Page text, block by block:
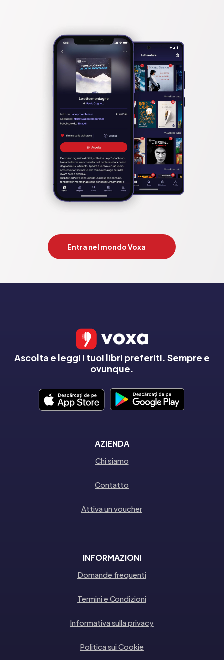
Entra nel mondo Voxa
Ascolta e leggi i tuoi libri preferiti. Sempre e
ovunque.
AZIENDA
Chi siamo
Contatto
Attiva un voucher
INFORMAZIONI
Domande frequenti
Termini e Condizioni
Informativa sulla privacy
Politica sui Cookie